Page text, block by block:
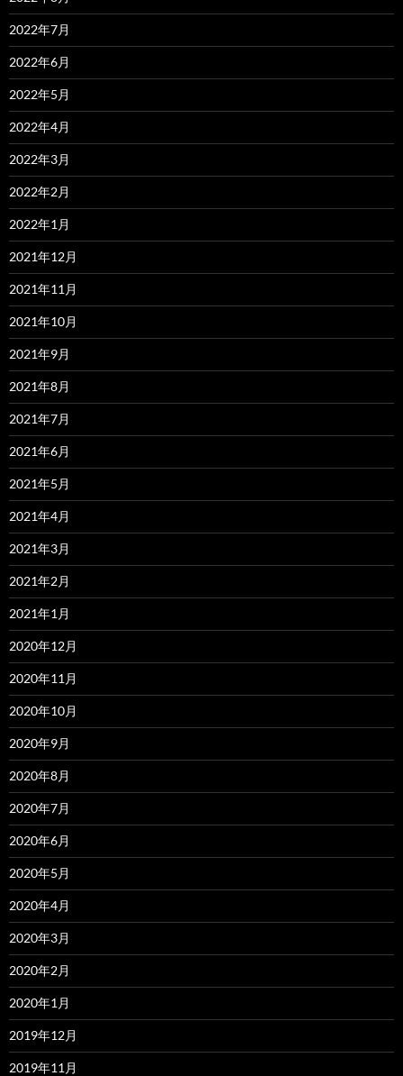
2022年7月
2022年6月
2022年5月
2022年4月
2022年3月
2022年2月
2022年1月
2021年12月
2021年11月
2021年10月
2021年9月
2021年8月
2021年7月
2021年6月
2021年5月
2021年4月
2021年3月
2021年2月
2021年1月
2020年12月
2020年11月
2020年10月
2020年9月
2020年8月
2020年7月
2020年6月
2020年5月
2020年4月
2020年3月
2020年2月
2020年1月
2019年12月
2019年11月